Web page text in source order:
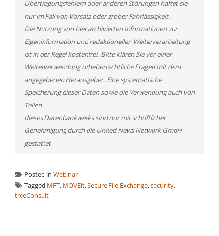
Übertragungsfehlern oder anderen Störungen haftet sie
nur im Fall von Vorsatz oder grober Fahrlässigkeit.
Die Nutzung von hier archivierten Informationen zur
Eigeninformation und redaktionellen Weiterverarbeitung
ist in der Regel kostenfrei. Bitte klären Sie vor einer
Weiterverwendung urheberrechtliche Fragen mit dem
angegebenen Herausgeber. Eine systematische
Speicherung dieser Daten sowie die Verwendung auch von
Teilen
dieses Datenbankwerks sind nur mit schriftlicher
Genehmigung durch die United News Network GmbH
gestattet
Posted in Webinar
Tagged MFT, MOVEit,Secure File Exchange,security,
treeConsult